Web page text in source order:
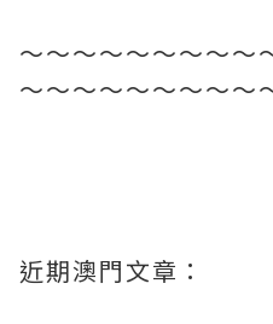
～～～～～～～～～
～～～～～～～～～
近期澳門文章：